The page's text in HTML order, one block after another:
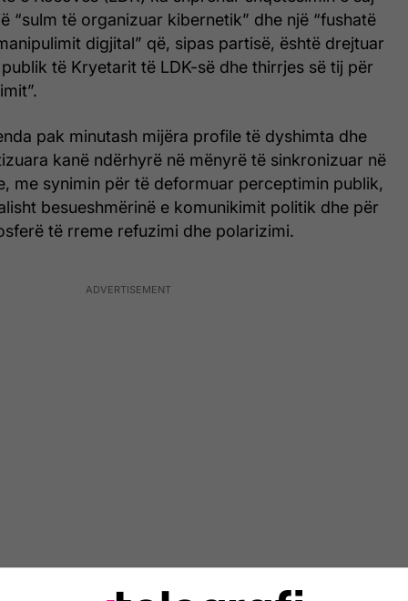
“sulm të organizuar kibernetik” dhe një “fushatë
digjital” që, sipas partisë, është drejtuar
të Kryetarit të LDK-së dhe thirrjes së tij për
pak minutash mijëra profile të dyshimta dhe
kanë ndërhyrë në mënyrë të sinkronizuar në
me synimin për të deformuar perceptimin publik,
besueshmërinë e komunikimit politik dhe për
të rreme refuzimi dhe polarizimi.
qytetarëve që të jenë të vetëdijshëm se, sipas